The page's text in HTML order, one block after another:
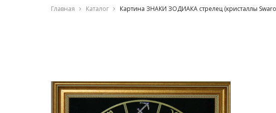
Главная Каталог Картина ЗНАКИ ЗОДИАКА стрелец (кристаллы